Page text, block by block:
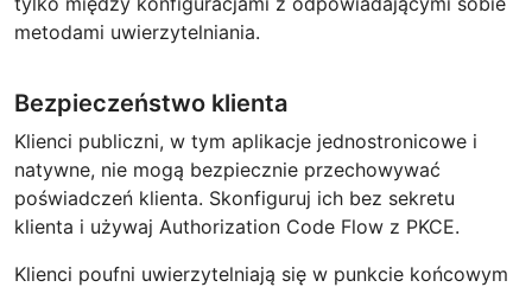
metodami uwierzytelniania.
Bezpieczeństwo klienta
Klienci publiczni, w tym aplikacje jednostronicowe i
natywne, nie mogą bezpiecznie przechowywać
poświadczeń klienta. Skonfiguruj ich bez sekretu
klienta i używaj Authorization Code Flow z PKCE.
Klienci poufni uwierzytelniają się w punkcie końcowym